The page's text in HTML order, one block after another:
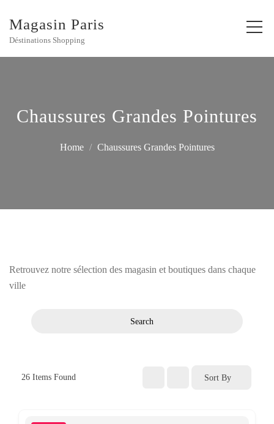
Magasin Paris
Déstinations Shopping
Chaussures Grandes Pointures
Home Chaussures Grandes Pointures
Retrouvez notre sélection des magasin et boutiques dans chaque
ville
Search
26 Items Found Sort By